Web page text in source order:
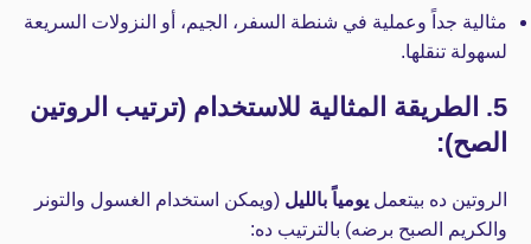
مثالية جداً وعملية في شنطة السفر، الجيم، أو النزولات السريعة
لسهولة تنقلها.
5. الطريقة المثالية للاستخدام (ترتيب الروتين
الصح):
الروتين ده بيتعمل يومياً بالليل (ويمكن استخدام الغسول والتونر
والكريم الصبح برضه) بالترتيب ده: